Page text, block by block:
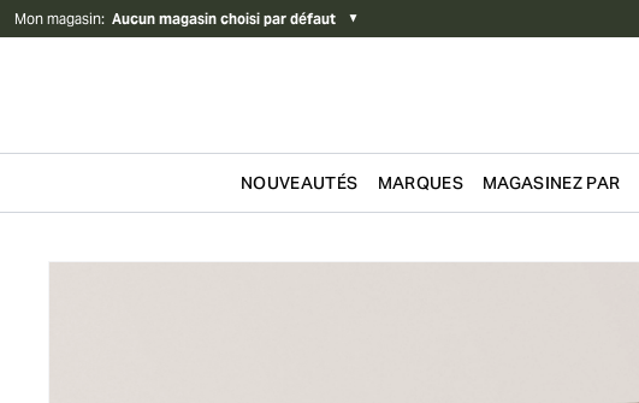
Mon magasin: Aucun magasin choisi par défaut ▼
NOUVEAUTÉS MARQUES MAGASINEZ PAR